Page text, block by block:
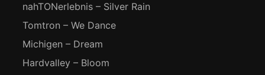
nahTONerlebnis – Silver Rain
Tomtron – We Dance
Michigen – Dream
Hardvalley – Bloom